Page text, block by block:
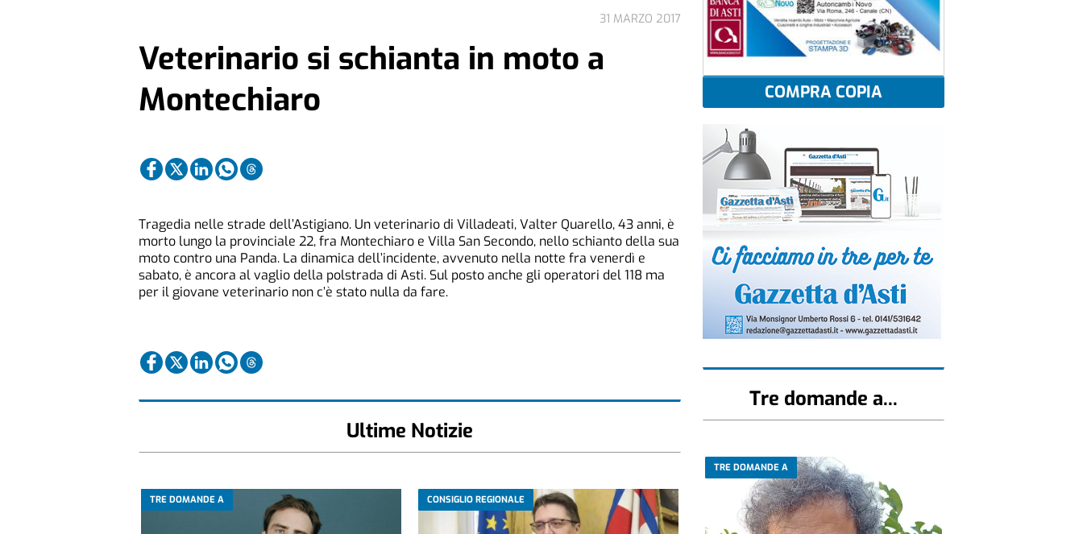
31 MARZO 2017
Veterinario si schianta in moto a
Montechiaro
Tragedia nelle strade dell’Astigiano. Un veterinario di Villadeati, Valter Quarello, 43 anni, è
morto lungo la provinciale 22, fra Montechiaro e Villa San Secondo, nello schianto della sua
moto contro una Panda. La dinamica dell’incidente, avvenuto nella notte fra venerdì e
sabato, è ancora al vaglio della polstrada di Asti. Sul posto anche gli operatori del 118 ma
per il giovane veterinario non c’è stato nulla da fare.
Ultime Notizie
TRE DOMANDE A CONSIGLIO REGIONALE
COMPRA COPIA
Tre domande a...
TRE DOMANDE A